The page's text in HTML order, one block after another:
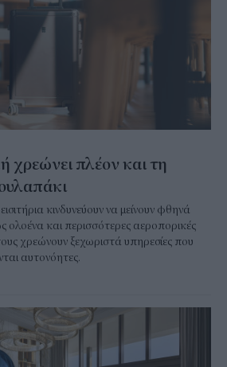
χρεώνει πλέον και τη
κινδυνεύουν να μείνουν φθηνά
και περισσότερες αεροπορικές
χρεώνουν ξεχωριστά υπηρεσίες που
αυτονόητες.